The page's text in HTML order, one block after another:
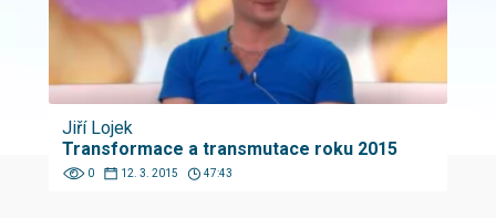
Jiří Lojek
Transformace a transmutace roku 2015
0 12. 3. 2015 47:43